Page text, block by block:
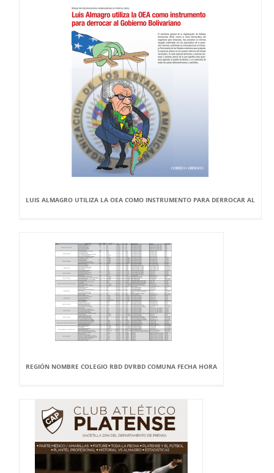
LUIS ALMAGRO UTILIZA LA OEA COMO INSTRUMENTO PARA DERROCAR AL
REGIÓN NOMBRE COLEGIO RBD DVRBD COMUNA FECHA HORA